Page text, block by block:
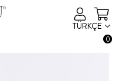
TÜRKÇE
0